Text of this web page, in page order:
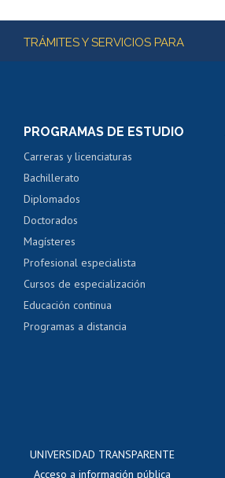
Más información
TRÁMITES Y SERVICIOS PARA
PROGRAMAS DE ESTUDIO
Carreras y licenciaturas
Bachillerato
Diplomados
Doctorados
Magísteres
Profesional especialista
Cursos de especialización
Educación continua
Programas a distancia
UNIVERSIDAD TRANSPARENTE
Acceso a información pública